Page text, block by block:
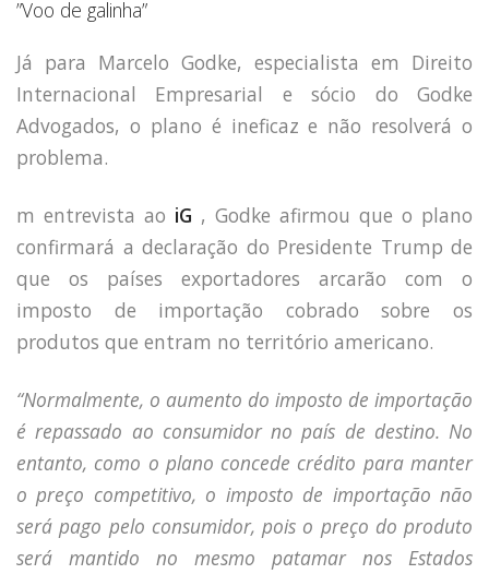
”Voo de galinha”
Já para Marcelo Godke, especialista em Direito
Internacional Empresarial e sócio do Godke
Advogados, o plano é ineficaz e não resolverá o
problema.
m entrevista ao iG , Godke afirmou que o plano
confirmará a declaração do Presidente Trump de
que os países exportadores arcarão com o
imposto de importação cobrado sobre os
produtos que entram no território americano.
“Normalmente, o aumento do imposto de importação
é repassado ao consumidor no país de destino. No
entanto, como o plano concede crédito para manter
o preço competitivo, o imposto de importação não
será pago pelo consumidor, pois o preço do produto
será mantido no mesmo patamar nos Estados